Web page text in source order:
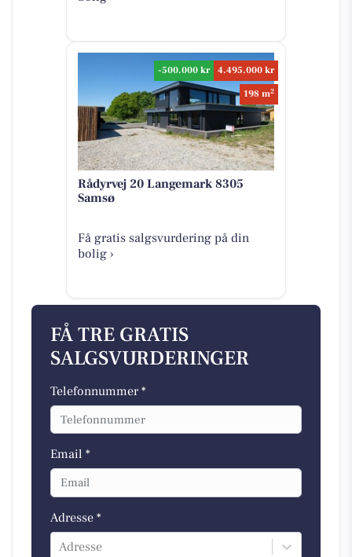
-500.000 kr
4.495.000 kr
198 m2
Rådyrvej 20 Langemark 8305
Samsø
Få gratis salgsvurdering på din
bolig ›
FÅ TRE GRATIS
SALGSVURDERINGER
Telefonnummer *
Email *
Adresse *
Adresse